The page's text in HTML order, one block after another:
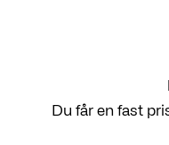
Du får en fast